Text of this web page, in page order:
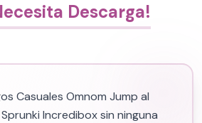
Descarga!
Casuales Omnom Jump al
Incredibox sin ninguna